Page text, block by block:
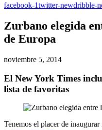
facebook-1twitter-newdribble-
Zurbano elegida
de Europa
noviembre 5, 2014
El New York Times
lista de favoritas
Tenemos el placer de